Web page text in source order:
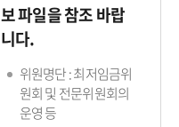
보 파일을 참조 바랍
니다.
위원명단 : 최저임금위
원회 및 전문위원회의
운영 등